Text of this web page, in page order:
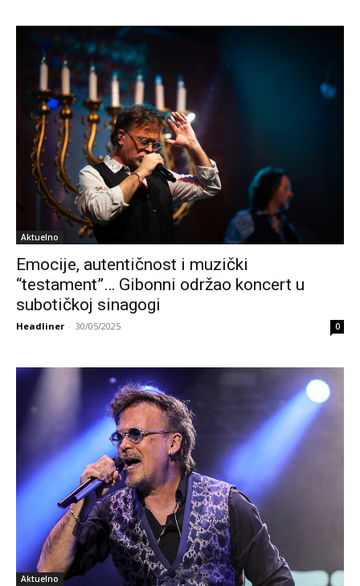
Aktuelno
Emocije, autentičnost i muzički
“testament”… Gibonni održao koncert u
subotičkoj sinagogi
Headliner - 30/05/2025 0
Aktuelno